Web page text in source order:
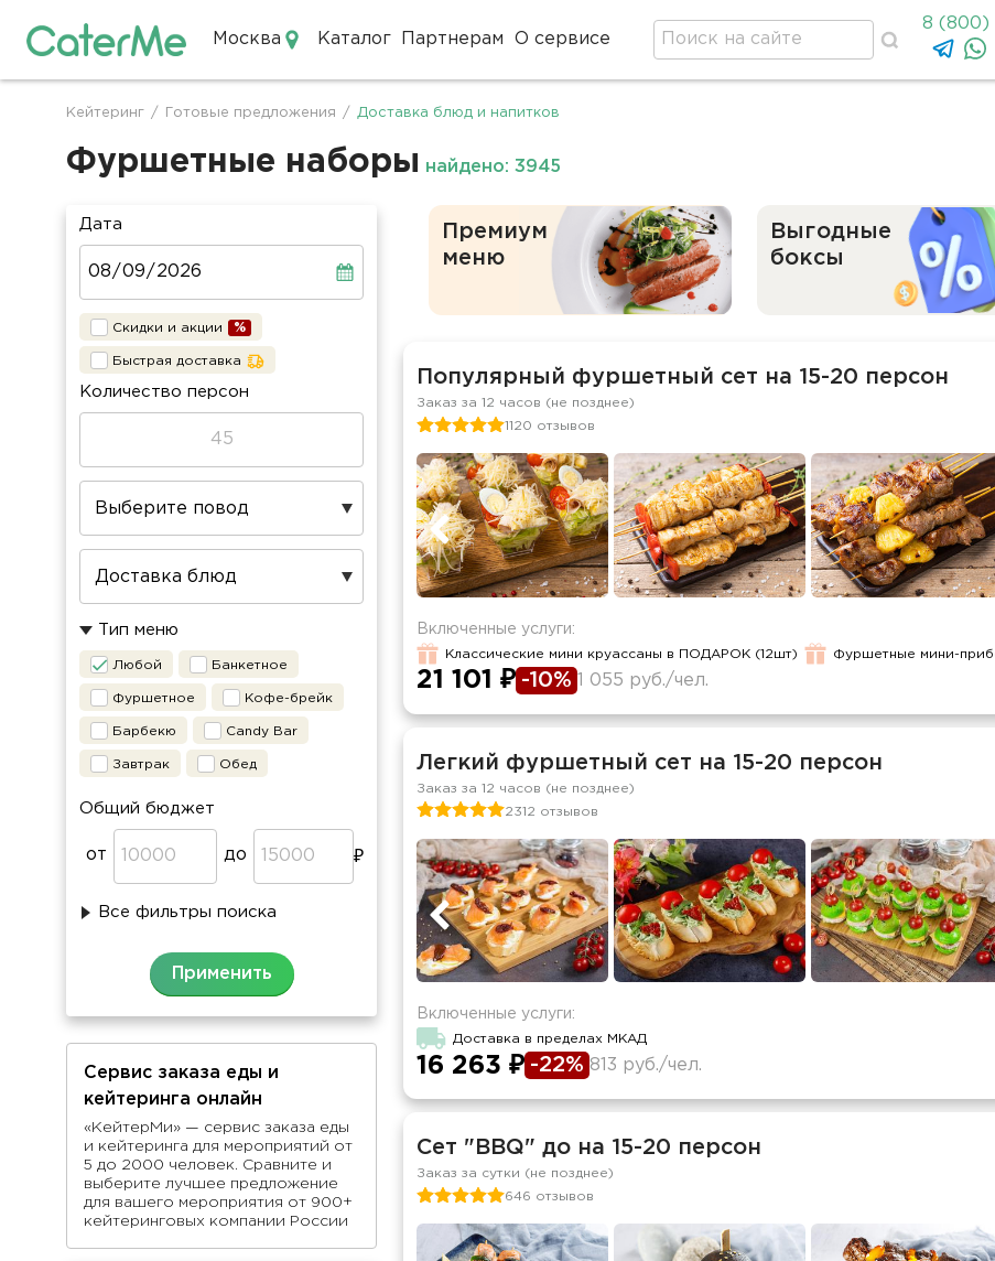
Москва Каталог Партнерам О сервисе
8 (800)
Строка
навигации
Кейтеринг / Готовые предложения / Доставка блюд и напитков
Фуршетные наборы найдено: 3945
Дата
Скидки и акции
Быстрая доставка
Количество персон
Тип меню
Любой Банкетное
Фуршетное Кофе-брейк
Барбекю Candy Bar
Завтрак Обед
Общий бюджет
от до
Все фильтры поиска
Сервис заказа еды и
кейтеринга онлайн
«КейтерМи» — сервис заказа еды
и кейтеринга для мероприятий от
5 до 2000 человек. Сравните и
выберите лучшее предложение
для вашего мероприятия от 900+
кейтеринговых компании России
Премиум
меню
Выгодные
боксы
Популярный фуршетный сет на 15-20 персон
Заказ за 12 часов (не позднее)
1120 отзывов
Включенные услуги:
Классические мини круассаны в ПОДАРОК (12шт) Фуршетные мини-
21 101 ₽ -10% 1 055 руб./чел.
Легкий фуршетный сет на 15-20 персон
Заказ за 12 часов (не позднее)
2312 отзывов
Включенные услуги:
Доставка в пределах МКАД
16 263 ₽ -22% 813 руб./чел.
Сет "BBQ" до на 15-20 персон
Заказ за сутки (не позднее)
646 отзывов